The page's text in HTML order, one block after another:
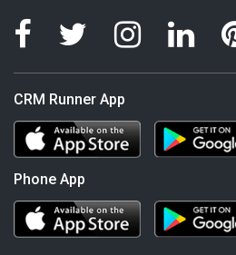
CRM Runner App
Phone App